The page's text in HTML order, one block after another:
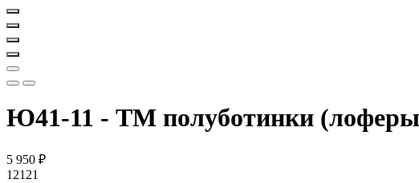
Ю41-11 - ТМ полуботинки
5 950 ₽
12121